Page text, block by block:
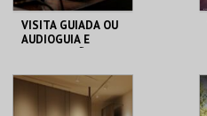
VISITA GUIADA OU
AUDIOGUIA E
ARTESANAIS
MUSEU DA CERVEJA